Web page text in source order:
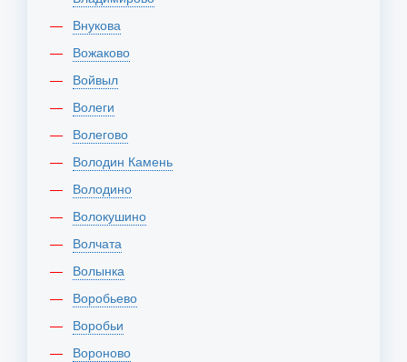
Внукова
Вожаково
Войвыл
Волеги
Волегово
Володин Камень
Володино
Волокушино
Волчата
Волынка
Воробьево
Воробьи
Вороново